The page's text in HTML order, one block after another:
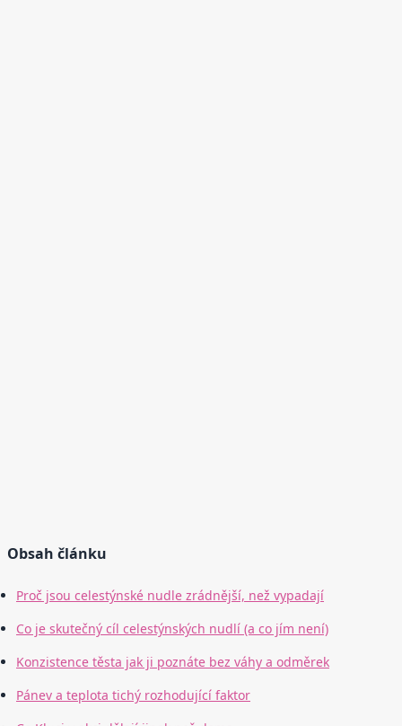
Obsah článku
Proč jsou celestýnské nudle zrádnější, než vypadají
Co je skutečný cíl celestýnských nudlí (a co jím není)
Konzistence těsta jak ji poznáte bez váhy a odměrek
Pánev a teplota tichý rozhodující faktor